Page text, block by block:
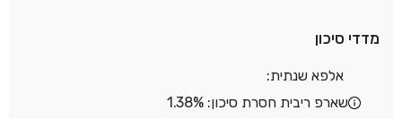
מדדי סיכון
אלפא שנתית:
שארפ ריבית חסרת סיכון: 1.38%